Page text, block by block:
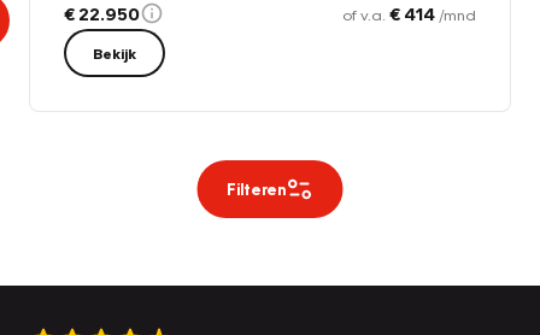
€ 22.950 of v.a. € 414 /mnd
Bekijk
Filteren